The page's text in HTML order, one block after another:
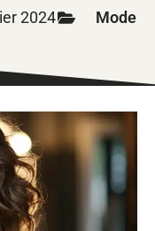
2024 Mode